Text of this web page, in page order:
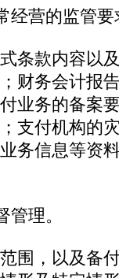
营的监管要
款内容以
财务会计报
业务的备案
支付机构的
务信息等资
理。
，以及备